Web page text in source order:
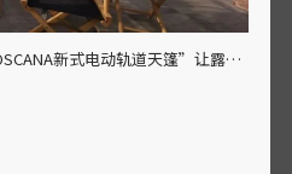
露天餐厅设计：如何借助“TOSCANA新式电动轨道天篷”让露天餐厅显得更有高级感？